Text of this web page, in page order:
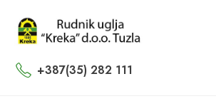
+387(35) 282 111